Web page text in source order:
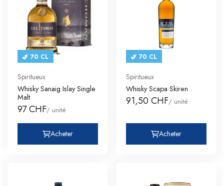
70 CL
Spiritueux
Whisky Sanaig Islay Single
Malt
97 CHF/ unité
Acheter
70 CL
Spiritueux
Whisky Scapa Skiren
91,50 CHF/ unité
Acheter